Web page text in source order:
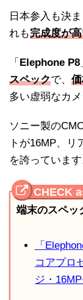
日本参入も決
れも完成度が
「 Elephone P8
スペックで、
多い虚弱なカ
ソニー製の
トが16MP、リ
を誇っていま
端末のスペッ
「
コアプロ
ジ・